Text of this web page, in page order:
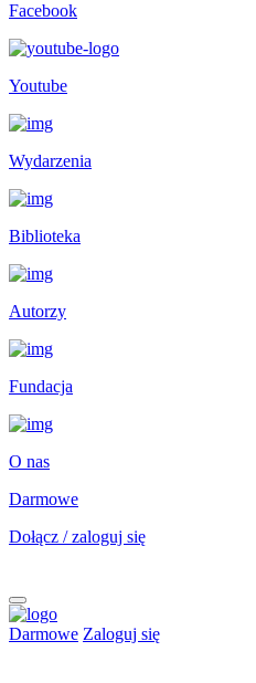
Facebook
Youtube
Wydarzenia
Biblioteka
Autorzy
Fundacja
O nas
Darmowe
Dołącz / zaloguj się
Darmowe Zaloguj się